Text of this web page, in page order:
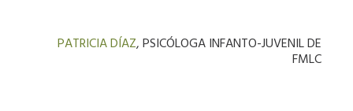
PATRICIA DÍAZ, PSICÓLOGA INFANTO-JUVENIL DE
FMLC